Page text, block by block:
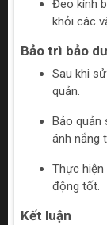
Đeo kính
khỏi các
Bảo trì bảo
Sau khi
quản.
Bảo quản
ánh nắng
Thực
động tốt.
Kết luận